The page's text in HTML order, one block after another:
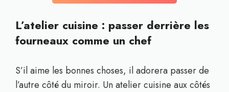
L’atelier cuisine : passer derrière les
fourneaux comme un chef
S’il aime les bonnes choses, il adorera passer de
l’autre côté du miroir. Un atelier cuisine aux côtés